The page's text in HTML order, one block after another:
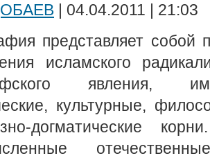
| 04.04.2011 | 21:03
представляет собой
исламского
явления,
культурные,
догматические